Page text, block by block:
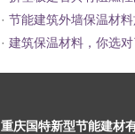
· 节能建筑外墙保温材
· 建筑保温材料，你选
重庆国特新型节能建材